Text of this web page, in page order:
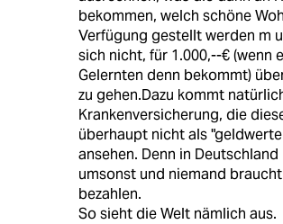
bekommen, welch schöne
Verfügung gestellt werden m
sich nicht, für 1.000,--€ (wenn
Gelernten denn bekommt)
zu gehen.Dazu kommt
Krankenversicherung, die
überhaupt nicht als
ansehen. Denn in
umsonst und niemand
bezahlen.
So sieht die Welt nämlich aus.